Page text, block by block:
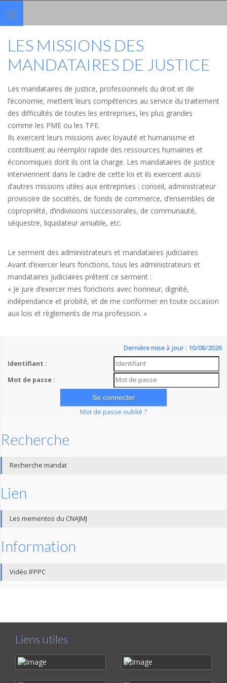
Toggle
navigation
LES MISSIONS DES
MANDATAIRES DE JUSTICE
Les mandataires de justice, professionnels du droit et de
l’économie, mettent leurs compétences au service du traitement
des difficultés de toutes les entreprises, les plus grandes
comme les PME ou les TPE.
Ils exercent leurs missions avec loyauté et humanisme et
contribuent au réemploi rapide des ressources humaines et
économiques dont ils ont la charge. Les mandataires de justice
interviennent dans le cadre de cette loi et ils exercent aussi
d’autres missions utiles aux entreprises : conseil, administrateur
provisoire de sociétés, de fonds de commerce, d’ensembles de
copropriété, d’indivisions successorales, de communauté,
séquestre, liquidateur amiable, etc.
Le serment des administrateurs et mandataires judiciaires
Avant d’exercer leurs fonctions, tous les administrateurs et
mandataires judiciaires prêtent ce serment :
« Je jure d’exercer mes fonctions avec honneur, dignité,
indépendance et probité, et de me conformer en toute occasion
aux lois et règlements de ma profession. »
Dernière mise à jour : 10/08/2026
Identifiant :
Mot de passe :
Mot de passe oublié ?
Recherche
Recherche mandat
Lien
Les mementos du CNAJMJ
Information
Vidéo IFPPC
Liens utiles